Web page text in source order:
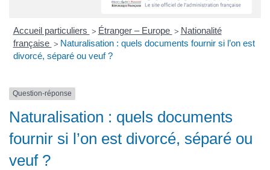
Accueil particuliers > Étranger – Europe > Nationalité
française > Naturalisation : quels documents fournir si l’on est
divorcé, séparé ou veuf ?
Question-réponse
Naturalisation : quels documents
fournir si l’on est divorcé, séparé ou
veuf ?